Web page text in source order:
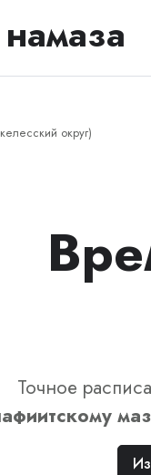
округ)
Точное